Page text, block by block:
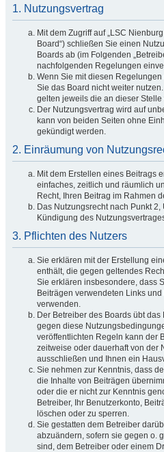
1. Nutzungsvertrag
Mit dem Zugriff auf „LSC
Board“) schließen Sie einen
Boards ab (im Folgenden
nachfolgenden Regelungen
Wenn Sie mit diesen
Sie das Board nicht weiter
gelten jeweils die an dieser
Der Nutzungsvertrag wird auf
kann von beiden Seiten ohne
gekündigt werden.
2. Einräumung von
Mit dem Erstellen eines Beitrags
einfaches, zeitlich und räumlich
Recht, Ihren Beitrag im Rahmen
Das Nutzungsrecht nach Punkt
Kündigung des
3. Pflichten des Nutzers
Sie erklären mit der Erstellung
enthält, die gegen geltendes
Sie erklären insbesondere, dass
Beiträgen verwendeten Links
verwenden.
Der Betreiber des Boards übt
gegen diese
veröffentlichten Regeln kann der
zeitweise oder dauerhaft von der
ausschließen und Ihnen ein
Sie nehmen zur Kenntnis, dass
die Inhalte von Beiträgen
oder die er nicht zur Kenntnis
Betreiber, Ihr Benutzerkonto,
löschen oder zu sperren.
Sie gestatten dem Betreiber
abzuändern, sofern sie gegen o.
sind, dem Betreiber oder einem